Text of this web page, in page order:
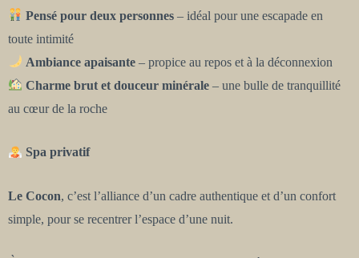
Pensé pour deux personnes – idéal pour une escapade en
toute intimité
Ambiance apaisante – propice au repos et à la déconnexion
Charme brut et douceur minérale – une bulle de tranquillité
au cœur de la roche
Spa privatif
Le Cocon, c’est l’alliance d’un cadre authentique et d’un confort
simple, pour se recentrer l’espace d’une nuit.